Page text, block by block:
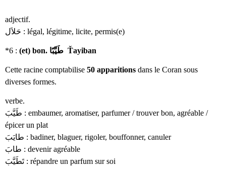
adjectif.
حَلاَل : légal, légitime, licite, permis(e)
*6 : (et) bon. طَيِّبًا Ťayiban
Cette racine comptabilise 50 apparitions dans le Coran sous
diverses formes.
verbe.
طَيَّبَ : embaumer, aromatiser, parfumer / trouver bon, agréable /
épicer un plat
طايَبَ : badiner, blaguer, rigoler, bouffonner, canuler
طابَ : devenir agréable
تَطَيَّبَ : répandre un parfum sur soi